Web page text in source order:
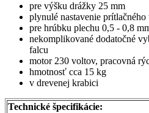
pre výšku drážky 25 mm
plynulé nastavenie prítlačného
pre hrúbku plechu 0,5 - 0,8
nekomplikované dodatočné
falcu
motor 230 voltov, pracovná
hmotnosť cca 15 kg
v drevenej krabici
Technické špecifikácie: